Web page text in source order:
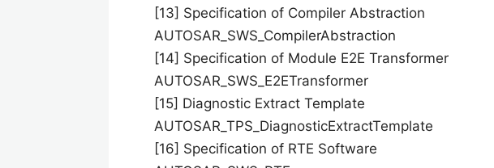
[13] Specification of Compiler Abstraction
AUTOSAR_SWS_CompilerAbstraction
[14] Specification of Module E2E Transformer
AUTOSAR_SWS_E2ETransformer
[15] Diagnostic Extract Template
AUTOSAR_TPS_DiagnosticExtractTemplate
[16] Specification of RTE Software